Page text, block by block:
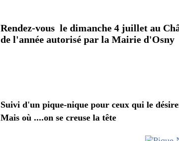
Rendez-vous le dimanche 4 juillet au
de l'année autorisé par la Mairie d'Osny
Suivi d'un pique-nique pour ceux qui le
Mais où ....on se creuse la tête